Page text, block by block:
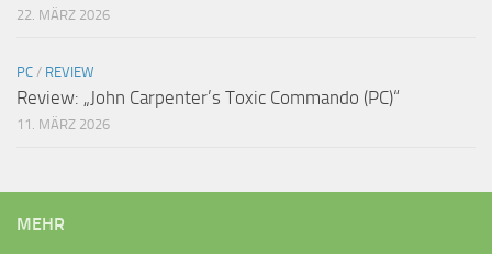
22. MÄRZ 2026
PC / REVIEW
Review: „John Carpenter’s Toxic Commando (PC)“
11. MÄRZ 2026
MEHR